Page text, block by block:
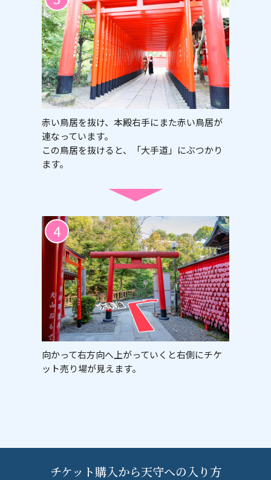
赤い鳥居を抜け、本殿右手にまた赤い鳥居が
連なっています。
この鳥居を抜けると、「大手道」にぶつかり
ます。
4
向かって右方向へ上がっていくと右側にチケ
ット売り場が見えます。
チケット購入から天守への入り方